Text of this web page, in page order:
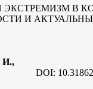
В
И
И.,
DOI: